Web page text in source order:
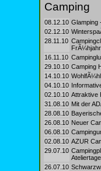
Camping
08.12.10 Glamping
02.12.10
28.11.10
16.11.10
29.10.10 Camping
14.10.10
04.10.10
02.10.10 Attraktive
31.08.10 Mit der
28.08.10
26.08.10 Neuer
06.08.10
02.08.10 AZUR
29.07.10
26.07.10